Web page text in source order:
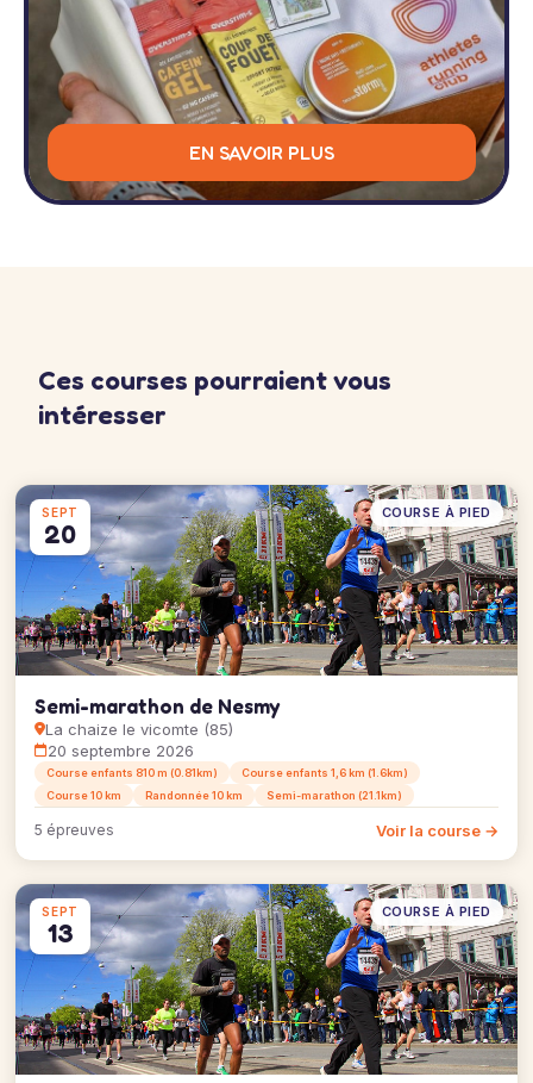
EN SAVOIR PLUS
Ces courses pourraient vous
intéresser
SEPT
20
COURSE À PIED
Semi-marathon de Nesmy
La chaize le vicomte (85)
20 septembre 2026
Course enfants 810 m (0.81km)
Course enfants 1,6 km (1.6km)
Course 10 km
Randonnée 10 km Semi-marathon (21.1km)
5 épreuves Voir la course →
SEPT
13
COURSE À PIED